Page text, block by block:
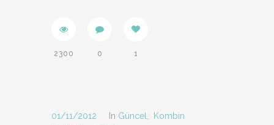
2300 0 1
01/11/2012 In Güncel
Kombin